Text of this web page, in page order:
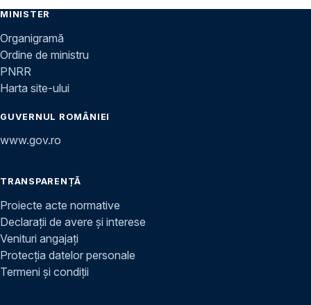
MINISTER
Organigramă
Ordine de ministru
PNRR
Harta site-ului
GUVERNUL ROMÂNIEI
www.gov.ro
TRANSPARENȚĂ
Proiecte acte normative
Declarații de avere și interese
Venituri angajați
Protecția datelor personale
Termeni și condiții